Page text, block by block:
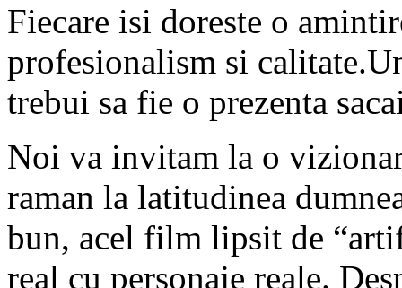
Fiecare isi doreste o
profesionalism si
trebui sa fie o prezenta
Noi va invitam la o
raman la latitudinea
bun, acel film lipsit de
real cu personaje reale.